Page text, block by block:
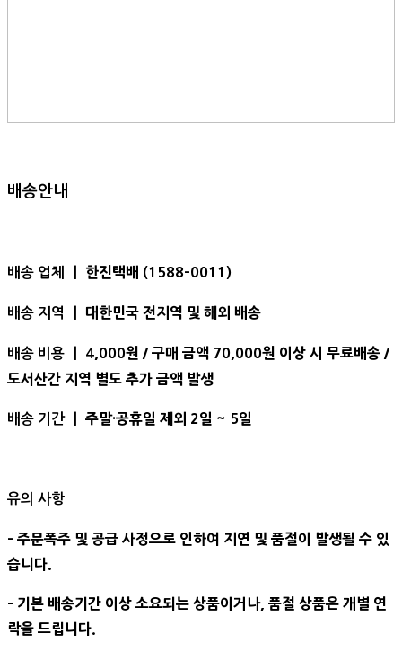
배송안내
배송 업체 ㅣ 한진택배 (1588-0011)
배송 지역 ㅣ 대한민국 전지역 및 해외 배송
배송 비용 ㅣ 4 ,000원 / 구매 금액 70,000원 이상 시 무료배송 /
도서산간 지역 별도 추가 금액 발생
배송 기간 ㅣ 주말·공휴일 제외 2일 ~ 5일
유의 사항
- 주문폭주 및 공급 사정으로 인하여 지연 및 품절이 발생될 수 있
습니다.
- 기본 배송기간 이상 소요되는 상품이거나, 품절 상품은 개별 연
락을 드립니다.